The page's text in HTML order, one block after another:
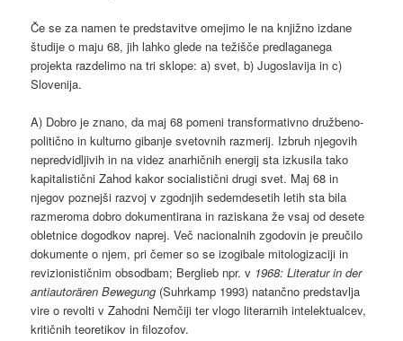
Če se za namen te predstavitve omejimo le na knjižno izdane
študije o maju 68, jih lahko glede na težišče predlaganega
projekta razdelimo na tri sklope: a) svet, b) Jugoslavija in c)
Slovenija.
A) Dobro je znano, da maj 68 pomeni transformativno družbeno-
politično in kulturno gibanje svetovnih razmerij. Izbruh njegovih
nepredvidljivih in na videz anarhičnih energij sta izkusila tako
kapitalistični Zahod kakor socialistični drugi svet. Maj 68 in
njegov poznejši razvoj v zgodnjih sedemdesetih letih sta bila
razmeroma dobro dokumentirana in raziskana že vsaj od desete
obletnice dogodkov naprej. Več nacionalnih zgodovin je preučilo
dokumente o njem, pri čemer so se izogibale mitologizaciji in
revizionističnim obsodbam; Berglieb npr. v 1968: Literatur in der
antiautorären Bewegung (Suhrkamp 1993) natančno predstavlja
vire o revolti v Zahodni Nemčiji ter vlogo literarnih intelektualcev,
kritičnih teoretikov in filozofov.